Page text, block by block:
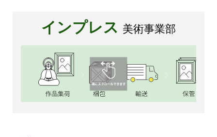
インプレス 美術事業部